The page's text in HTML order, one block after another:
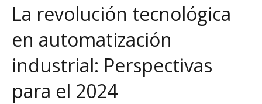
La revolución tecnológica
en automatización
industrial: Perspectivas
para el 2024